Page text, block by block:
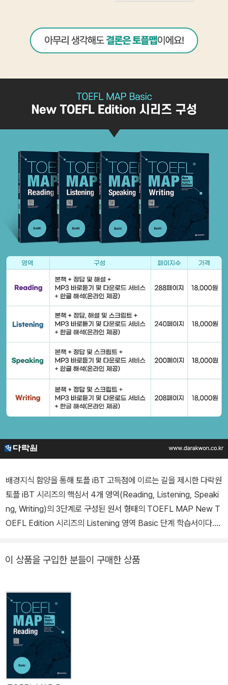
배경지식 함양을 통해 토플 iBT 고득점에 이르는 길을 제시한 다락원
토플 iBT 시리즈의 핵심서 4개 영역(Reading, Listening, Speaki
ng, Writing)의 3단계로 구성된 원서 형태의 TOEFL MAP New T
OEFL Edition 시리즈의 Listening 영역 Basic 단계 학습서이다.
드가 가능한 MP3 파일 등으로 구성되어 있다. 본 교재는 실전 토플
든 문제 유형과 토플에서 자주 접할 수 있는 주제들을 학습자가 자연
스럽게 익힐 수 있도록 기획되었다. 아울러 강의 및 대화의 이해도를
높일 수 있는 액티비티와 분야별로 정리된 핵심 어휘 코너, 그리고 실
전 문제 2회분이 포함되어 있다. 모든 지문의 한글 해석은 다락원 홈
페이지(www.darakwon.co.kr)에서 무료로 제공받을 수 있다. 이
책의 특징 * 토플의 빈출 주제에 따른 챕터 구성 * 초급자의 눈높이에
맞춘 단계별 유닛 구성 * 리스닝 강의 이해에 필수적인 주제별 핵심
이 상품을 구입한 분들이 구매한 상품